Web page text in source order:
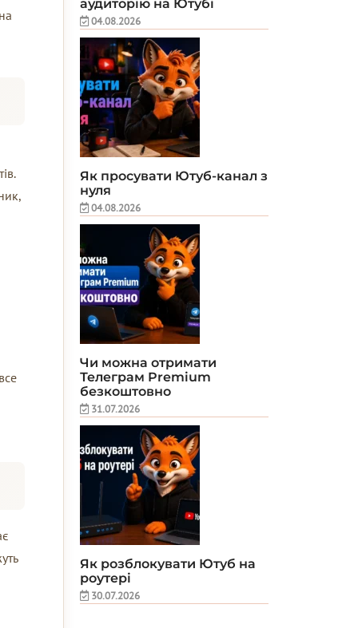
аудиторію на Ютубі
04.08.2026
Як просувати Ютуб-канал з
нуля
04.08.2026
Чи можна отримати
Телеграм Premium
безкоштовно
31.07.2026
Як розблокувати Ютуб на
роутері
30.07.2026